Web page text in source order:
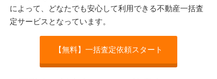
によって、どなたでも安心して利用できる不動産一括査
定サービスとなっています。
【無料】一括査定依頼スタート